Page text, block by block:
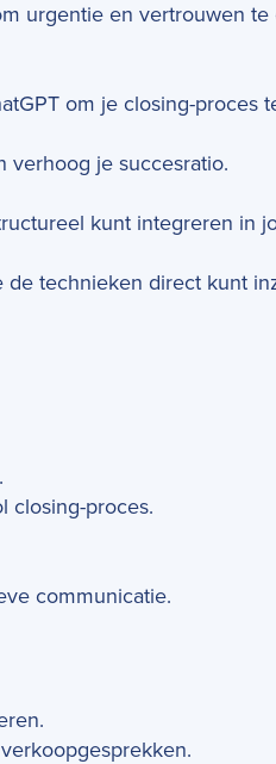
urgentie en vertrouwen
om je closing-proces
verhoog je succesratio.
kunt integreren in
de technieken direct kunt
closing-proces.
communicatie.